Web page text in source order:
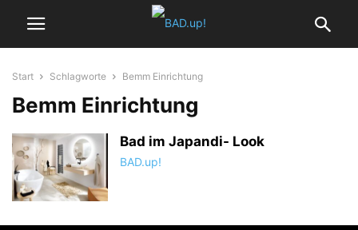
Start Schlagworte Bemm Einrichtung
Bemm Einrichtung
Bad im Japandi- Look
BAD.up!